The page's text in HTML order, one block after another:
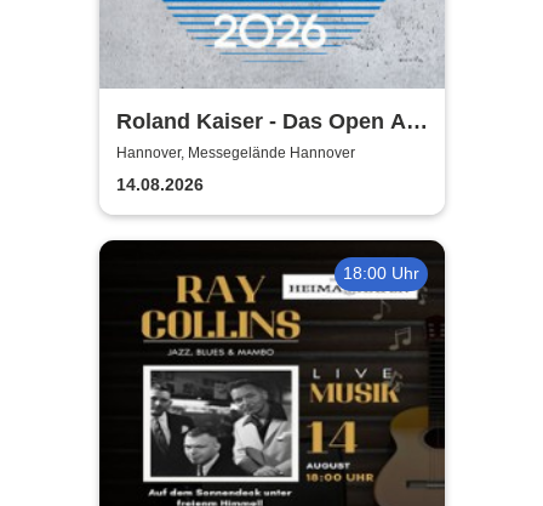
Roland Kaiser - Das Open Air
2026!
Hannover, Messegelände Hannover
14.08.2026
18:00 Uhr